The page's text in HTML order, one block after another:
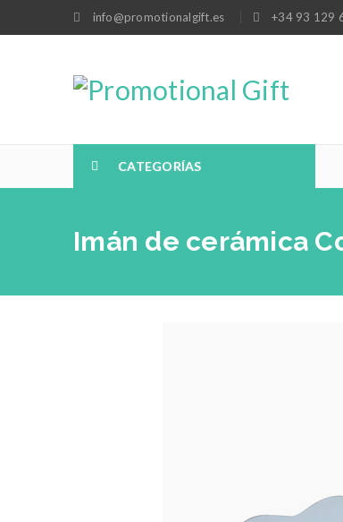
info@promotionalgift.es +34 93 129
CATEGORÍAS
Imán de cerámica